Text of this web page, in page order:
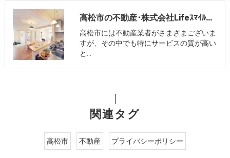
高松市の不動産･株式会社Lifeｽﾏｲﾙの評判
高松市には不動産業者がさまざまございま
すが、その中でも特にサービスの質が高い
と…
関連タグ
高松市 不動産 プライバシーポリシー